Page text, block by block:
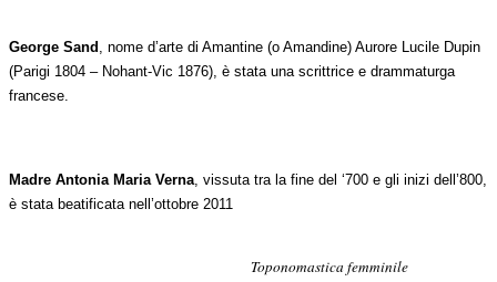
George Sand , nome d’arte di Amantine (o Amandine) Aurore Lucile Dupin
(Parigi 1804 – Nohant-Vic 1876), è stata una scrittrice e drammaturga
francese.
Madre Antonia Maria Verna , vissuta tra la fine del ‘700 e gli inizi dell’800,
è stata beatificata nell’ottobre 2011
Toponomastica femminile